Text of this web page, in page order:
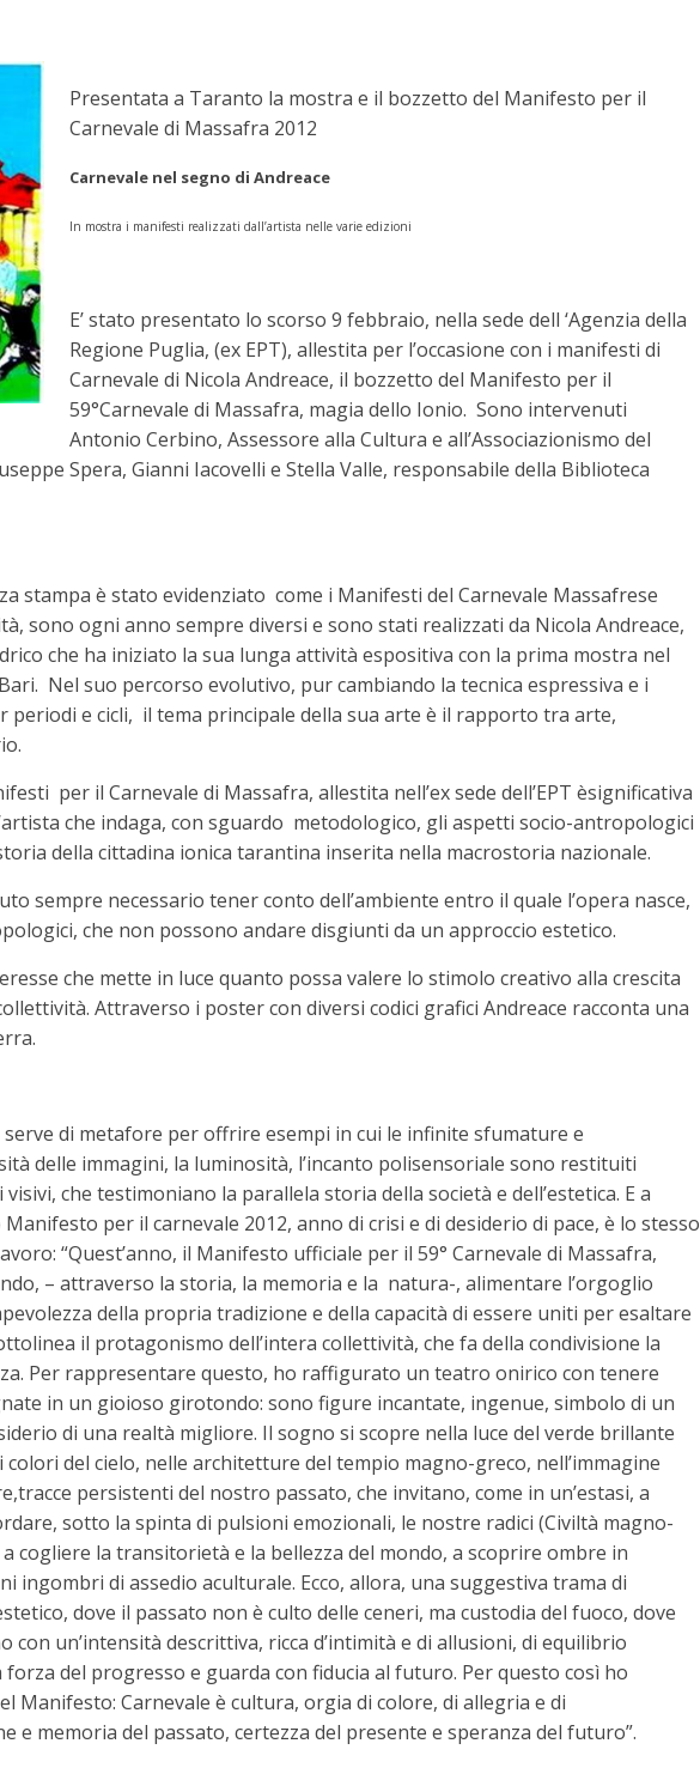
Presentata a Taranto la mostra e il bozzetto del Manifesto per il
Carnevale di Massafra 2012
Carnevale nel segno di Andreace
In mostra i manifesti realizzati dall’artista nelle varie edizioni
E’ stato presentato lo scorso 9 febbraio, nella sede dell ‘Agenzia della
Regione Puglia, (ex EPT), allestita per l’occasione con i manifesti di
Carnevale di Nicola Andreace, il bozzetto del Manifesto per il
59°Carnevale di Massafra, magia dello Ionio. Sono intervenuti
Antonio Cerbino, Assessore alla Cultura e all’Associazionismo del
Spera, Gianni Iacovelli e Stella Valle, responsabile della Biblioteca
stampa è stato evidenziato come i Manifesti del Carnevale Massafrese
sono ogni anno sempre diversi e sono stati realizzati da Nicola Andreace,
che ha iniziato la sua lunga attività espositiva con la prima mostra nel
Nel suo percorso evolutivo, pur cambiando la tecnica espressiva e i
periodi e cicli, il tema principale della sua arte è il rapporto tra arte,
per il Carnevale di Massafra, allestita nell’ex sede dell’EPT èsignificativa
che indaga, con sguardo metodologico, gli aspetti socio-antropologici
della cittadina ionica tarantina inserita nella macrostoria nazionale.
sempre necessario tener conto dell’ambiente entro il quale l’opera nasce,
che non possono andare disgiunti da un approccio estetico.
che mette in luce quanto possa valere lo stimolo creativo alla crescita
Attraverso i poster con diversi codici grafici Andreace racconta una
di metafore per offrire esempi in cui le infinite sfumature e
delle immagini, la luminosità, l’incanto polisensoriale sono restituiti
che testimoniano la parallela storia della società e dell’estetica. E a
per il carnevale 2012, anno di crisi e di desiderio di pace, è lo stesso
“Quest’anno, il Manifesto ufficiale per il 59° Carnevale di Massafra,
– attraverso la storia, la memoria e la natura-, alimentare l’orgoglio
della propria tradizione e della capacità di essere uniti per esaltare
il protagonismo dell’intera collettività, che fa della condivisione la
Per rappresentare questo, ho raffigurato un teatro onirico con tenere
in un gioioso girotondo: sono figure incantate, ingenue, simbolo di un
di una realtà migliore. Il sogno si scopre nella luce del verde brillante
del cielo, nelle architetture del tempio magno-greco, nell’immagine
persistenti del nostro passato, che invitano, come in un’estasi, a
sotto la spinta di pulsioni emozionali, le nostre radici (Civiltà magno-
cogliere la transitorietà e la bellezza del mondo, a scoprire ombre in
ingombri di assedio aculturale. Ecco, allora, una suggestiva trama di
dove il passato non è culto delle ceneri, ma custodia del fuoco, dove
con un’intensità descrittiva, ricca d’intimità e di allusioni, di equilibrio
forza del progresso e guarda con fiducia al futuro. Per questo così ho
Manifesto: Carnevale è cultura, orgia di colore, di allegria e di
e memoria del passato, certezza del presente e speranza del futuro”.